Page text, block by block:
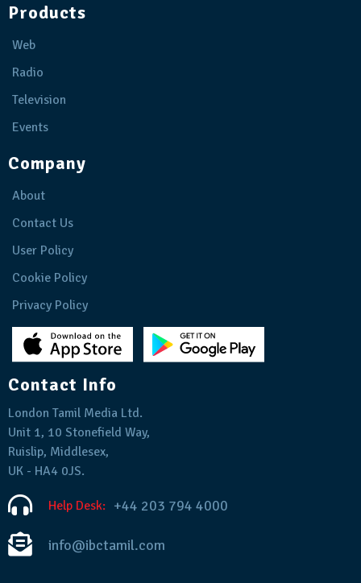
Products
Web
Radio
Television
Events
Company
About
Contact Us
User Policy
Cookie Policy
Privacy Policy
Contact Info
London Tamil Media Ltd.
Unit 1, 10 Stonefield Way,
Ruislip, Middlesex,
UK - HA4 0JS.
Help Desk: +44 203 794 4000
info@ibctamil.com